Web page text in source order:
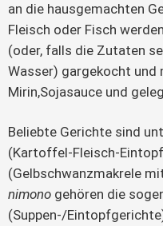
an die hausgemachten
Fleisch oder Fisch
(oder, falls die Zutaten
Wasser) gargekocht und
Mirin,Sojasauce und
Beliebte Gerichte sind
(Kartoffel-Fleisch-
(Gelbschwanzmakrele
nimono gehören die
(Suppen-/